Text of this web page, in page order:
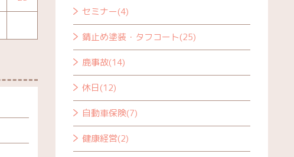
セミナー(4)
錆止め塗装・タフコート(25)
鹿事故(14)
休日(12)
自動車保険(7)
健康経営(2)